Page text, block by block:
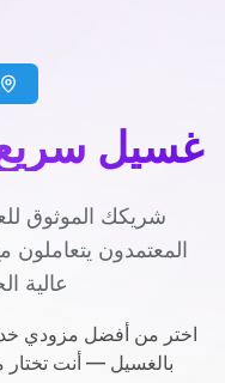
غسيل سريع
شريكك الموثوق
المعتمدون يتعاملون
عالية
اختر من أفضل مزودي
بالغسيل — أنت تختار